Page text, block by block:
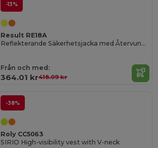
-13%
Result RE18A
Reflekterande Säkerhetsjacka med Återvunnet Material
Från och med:
364.01 kr418.09 kr
-38%
Roly CC5063
SIRIO High-visibility vest with V-neck